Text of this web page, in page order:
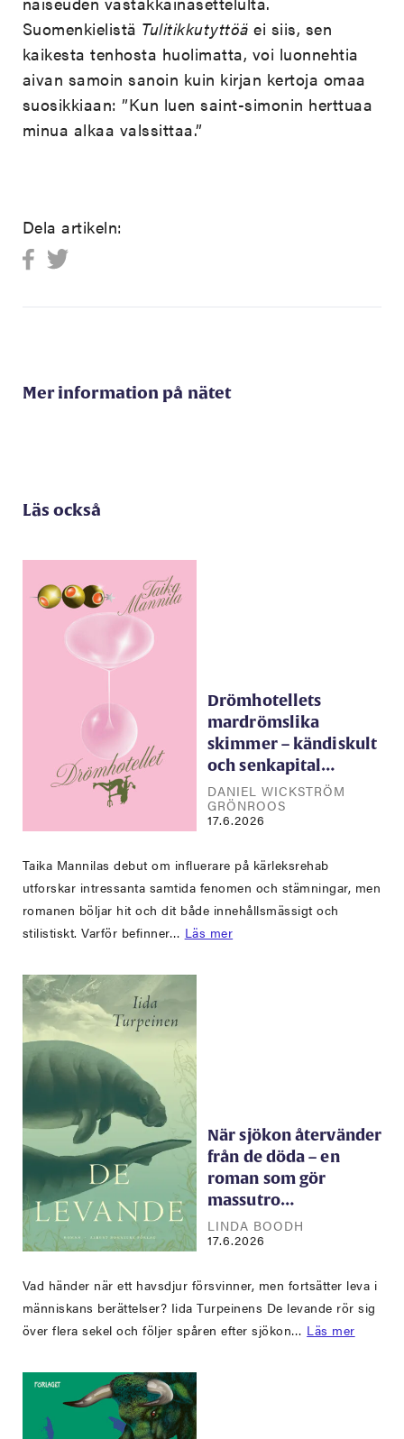
Suomenkielistä Tulitikkutyttöä ei siis, sen
kaikesta tenhosta huolimatta, voi luonnehtia
aivan samoin sanoin kuin kirjan kertoja omaa
suosikkiaan: ”Kun luen saint-simonin herttuaa
minua alkaa valssittaa.”
Dela artikeln:
Mer information på nätet
Läs också
Drömhotellets
mardrömslika
skimmer – kändiskult
och senkapital…
DANIEL WICKSTRÖM
GRÖNROOS
17.6.2026
Taika Mannilas debut om influerare på kärleksrehab
utforskar intressanta samtida fenomen och stämningar, men
romanen böljar hit och dit både innehållsmässigt och
stilistiskt. Varför befinner… Läs mer
När sjökon återvänder
från de döda – en
roman som gör
massutro…
LINDA BOODH
17.6.2026
Vad händer när ett havsdjur försvinner, men fortsätter leva i
människans berättelser? Iida Turpeinens De levande rör sig
över flera sekel och följer spåren efter sjökon… Läs mer